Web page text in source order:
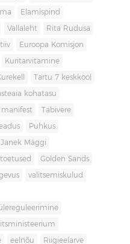
Elamispind
Vallaleht Rita Rudusa
Euroopa Komisjon
Kuritarvitamine
Tartu 7 keskkool
kohatasu
manifest Tabivere
Puhkus
Janek Mäggi
Golden Sands
valitsemiskulud
eelnõu Riigieelarve